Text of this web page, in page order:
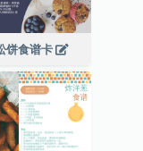
饼食谱卡